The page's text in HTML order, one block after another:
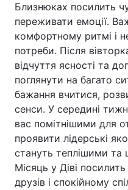
Близнюках посилить
переживати емоції.
комфортному ритмі і
потреби. Після
відчуття ясності та
поглянути на багато
бажання вчитися,
сенси. У середині
вас помітнішими для
проявити лідерські
стануть теплішими та
Місяць у Діві
друзів і спокійному